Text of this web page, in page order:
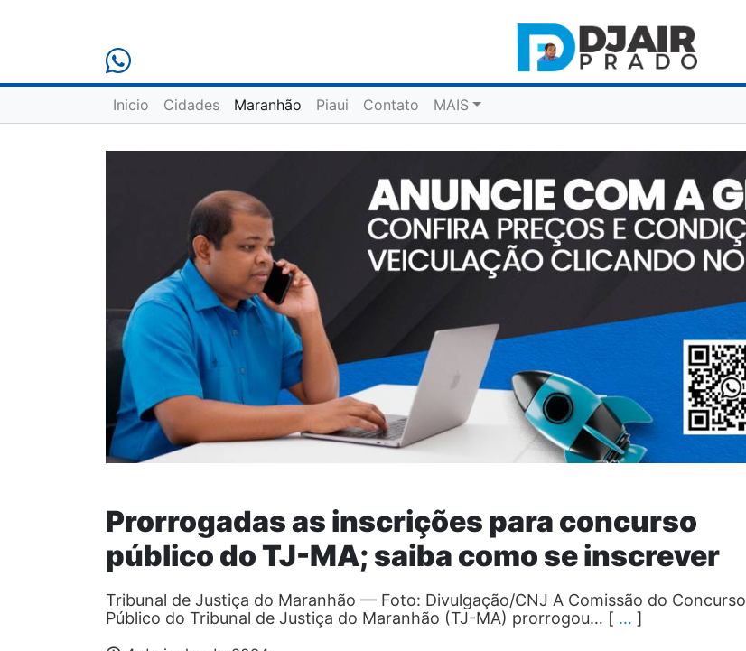
Inicio Cidades Maranhão Piaui Contato MAIS
Prorrogadas as inscrições para concurso
público do TJ-MA; saiba como se inscrever
Tribunal de Justiça do Maranhão — Foto: Divulgação/CNJ A Comissão do Concurso
Público do Tribunal de Justiça do Maranhão (TJ-MA) prorrogou… [ … ]